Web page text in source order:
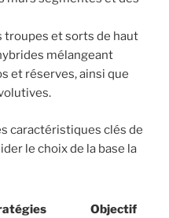
troupes et sorts de haut
mélangeant
et réserves, ainsi que
caractéristiques clés de
le choix de la base la
Objectif